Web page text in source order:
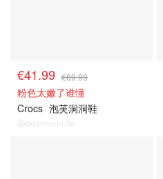
€41.99 €69.99
粉色太嫩了谁懂
Crocs 泡芙洞洞鞋
@dealmoon.de